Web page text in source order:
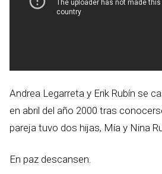
Andrea Legarreta y Erik Rubín se
en abril del año 2000 tras
pareja tuvo dos hijas, Mía y Nina
En paz descansen.